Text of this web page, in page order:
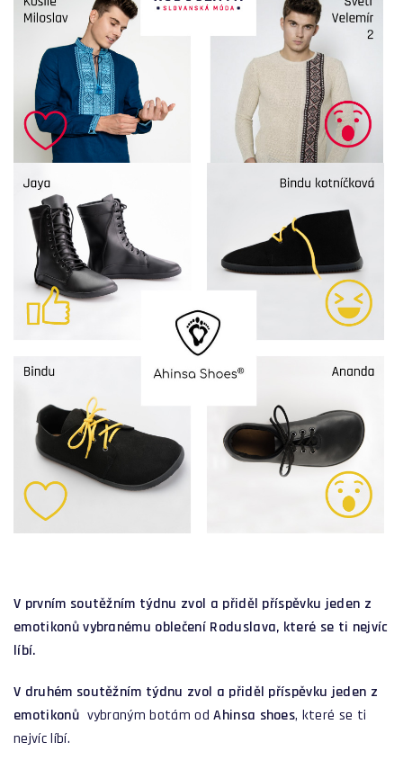
V prvním soutěžním týdnu zvol a přiděl příspěvku jeden z
emotikonů vybranému oblečení Roduslava, které se ti nejvíc
líbí.
V druhém soutěžním týdnu zvol a přiděl příspěvku jeden z
emotikonů vybraným botám odAhinsa shoes, které se ti
nejvíc líbí.